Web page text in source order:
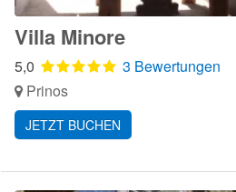
Villa Minore
5,0
3 Bewertungen
Prinos
JETZT BUCHEN